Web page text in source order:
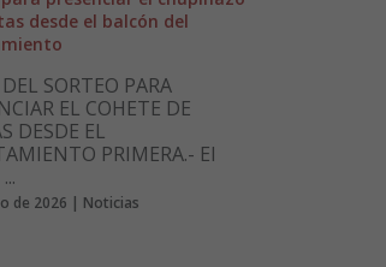
desde el balcón del
DEL SORTEO PARA
EL COHETE DE
DESDE EL
PRIMERA.- El
de 2026 | Noticias